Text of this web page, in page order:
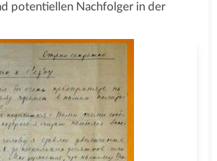
potentiellen Nachfolger in der